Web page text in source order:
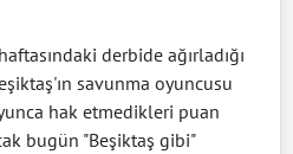
derbide ağırladığı
savunma oyuncusu
hak etmedikleri puan
bugün "Beşiktaş gibi"